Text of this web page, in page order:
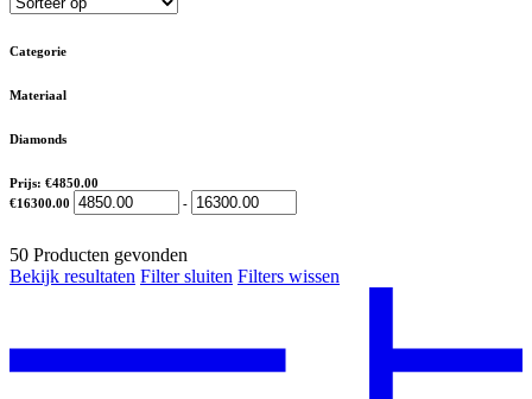
Categorie
Materiaal
Diamonds
Prijs: €4850.00
€16300.00
-
50 Producten gevonden
Bekijk resultaten Filter sluiten Filters wissen